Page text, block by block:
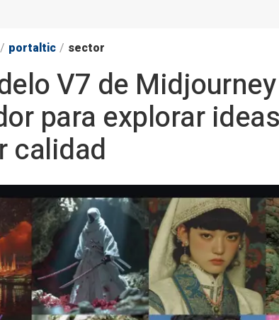
/ portaltic / sector
V7 de
para explorar
calidad